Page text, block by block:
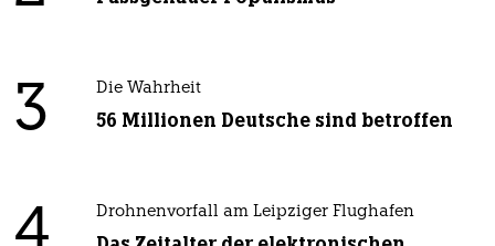
3 Die Wahrheit
56 Millionen Deutsche sind betroffen
Drohnenvorfall am Leipziger Flughafen